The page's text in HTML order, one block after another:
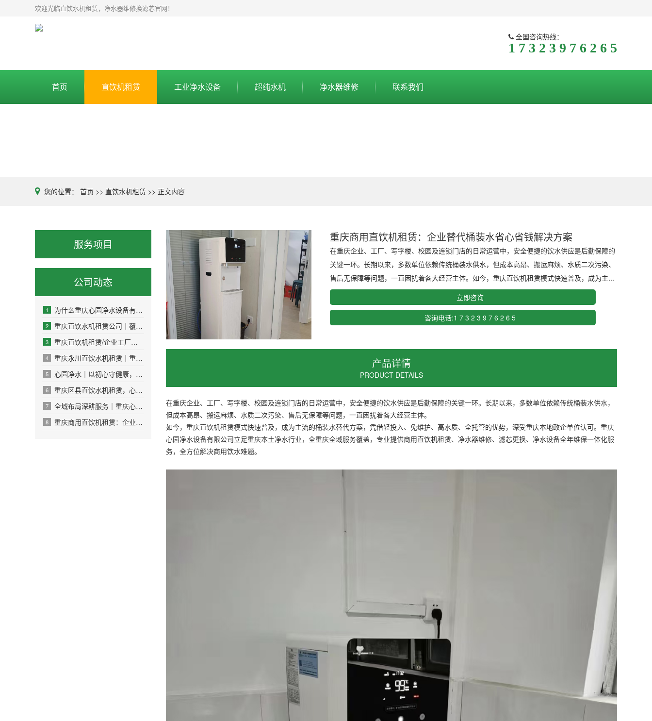
欢迎光临直饮水机租赁，净水器维修换滤芯官网！
全国咨询热线：
1 7 3 2 3 9 7 6 2 6 5
首页 直饮机租赁 工业净水设备 超纯水机 净水器维修 联系我们
您的位置： 首页 >> 直饮水机租赁 >> 正文内容
服务项目
公司动态
1 为什么重庆心园净水设备有限公司，直饮水机租赁租金会比同行更低？
2 重庆直饮水机租赁公司｜覆盖贵阳成都宜宾多城市商用饮水服务
3 重庆直饮机租赁/企业工厂办公室优选
4 重庆永川直饮水机租赁｜重庆心园净水：专业全托管，健康好水省心选
5 心园净水｜以初心守健康，用专业护万家，五一服务不打烊
6 重庆区县直饮水机租赁，心园净水全覆盖！
7 全域布局深耕服务｜重庆心园净水直饮水机租赁业务覆盖江津、璧山、合川、永川，火热招募本地售后人员
8 重庆商用直饮机租赁：企业替代桶装水省心省钱解决方案
重庆商用直饮机租赁：企业替代桶装水省心省钱解决方案
在重庆企业、工厂、写字楼、校园及连锁门店的日常运营中，安全便捷的饮水供应是后勤保障的
关键一环。长期以来，多数单位依赖传统桶装水供水，但成本高昂、搬运麻烦、水质二次污染、
售后无保障等问题，一直困扰着各大经营主体。如今，重庆直饮机租赁模式快速普及，成为主...
立即咨询
咨询电话:1 7 3 2 3 9 7 6 2 6 5
产品详情
PRODUCT DETAILS
在重庆企业、工厂、写字楼、校园及连锁门店的日常运营中，安全便捷的饮水供应是后勤保障的关键一环。长期以来，多数单位依赖传统桶装水供水，
但成本高昂、搬运麻烦、水质二次污染、售后无保障等问题，一直困扰着各大经营主体。
如今，重庆直饮机租赁模式快速普及，成为主流的桶装水替代方案，凭借轻投入、免维护、高水质、全托管的优势，深受重庆本地政企单位认可。重庆
心园净水设备有限公司立足重庆本土净水行业，全重庆全域服务覆盖，专业提供商用直饮机租赁、净水器维修、滤芯更换、净水设备全年维保一体化服
务，全方位解决商用饮水难题。